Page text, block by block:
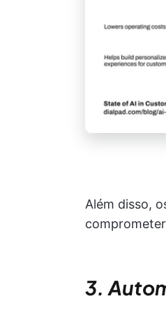
Além disso,
3.